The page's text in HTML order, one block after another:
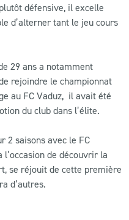
défensive, il excelle
d’alterner tant le jeu cours
29 ans a notamment
rejoindre le championnat
au FC Vaduz, il avait été
du club dans l’élite.
2 saisons avec le FC
de découvrir la
se réjouit de cette première
d’autres.